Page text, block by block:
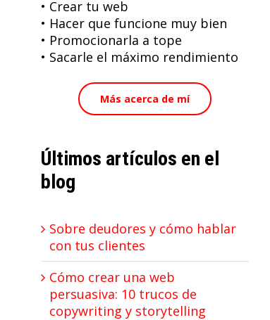
• Crear tu web
• Hacer que funcione muy bien
• Promocionarla a tope
• Sacarle el máximo rendimiento
Más acerca de mí
Últimos artículos en el
blog
Sobre deudores y cómo hablar
con tus clientes
Cómo crear una web
persuasiva: 10 trucos de
copywriting y storytelling